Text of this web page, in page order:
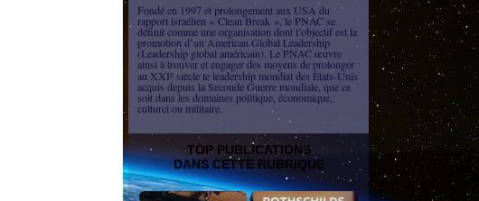
Fondé en 1997 et prolongement aux USA du
rapport israélien « Clean Break », le PNAC se
définit comme une organisation dont l’objectif est la
promotion d’un American Global Leadership
(Leadership global américain). Le PNAC œuvre
ainsi à trouver et engager des moyens de prolonger
au XXIe siècle le leadership mondial des États-Unis
acquis depuis la Seconde Guerre mondiale, que ce
soit dans les domaines politique, économique,
culturel ou militaire.
TOP PUBLICATIONS
DANS CETTE RUBRIQUE